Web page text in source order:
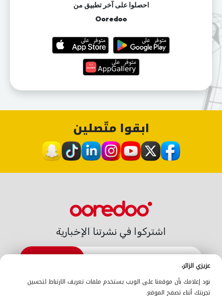
عزيزي الزائر،
نود إعلامك بأن موقعنا على الويب يستخدم ملفات تعريف الارتباط لتحسين
تجربتك أثناء تصفح الموقع.
احصلوا على آخر تطبيق من
Ooredoo
ابقوا متّصلين
اشتركوا في نشرتنا الإخبارية
اتّصلوا بنا
الدعم أين تجدوننا La Gold